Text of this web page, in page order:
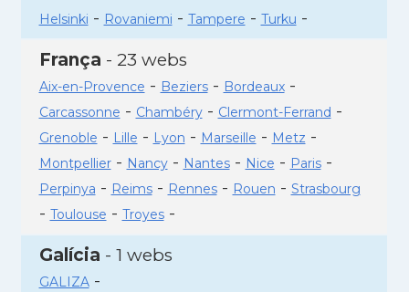
Helsinki - Rovaniemi - Tampere - Turku -
França - 23 webs
Aix-en-Provence - Beziers- Bordeaux-
Carcassonne - Chambéry- Clermont-Ferrand -
Grenoble - Lille - Lyon - Marseille - Metz -
Montpellier- Nancy- Nantes- Nice - Paris-
Perpinya - Reims- Rennes- Rouen - Strasbourg
- Toulouse - Troyes-
Galícia - 1 webs
GALIZA-